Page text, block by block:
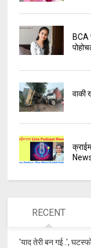
BCA
वाकी
RECENT
'याद तेरी बन गई..',